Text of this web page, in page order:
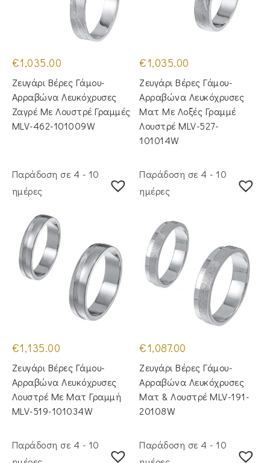
€1,035.00
Ζευγάρι Βέρες Γάμου-
Αρραβώνα Λευκόχρυσες
Ζαγρέ Με Λουστρέ Γραμμές
MLV-462-101009W
€1,035.00
Ζευγάρι Βέρες Γάμου-
Αρραβώνα Λευκόχρυσες
Ματ Με Λοξές Γραμμέ
Λουστρέ MLV-527-
101014W
Παράδοση σε 4 - 10
ημέρες
€1,135.00
Ζευγάρι Βέρες Γάμου-
Αρραβώνα Λευκόχρυσες
Λουστρέ Με Ματ Γραμμή
MLV-519-101034W
Παράδοση σε 4 - 10
ημέρες
€1,087.00
Ζευγάρι Βέρες Γάμου-
Αρραβώνα Λευκόχρυσες
Ματ & Λουστρέ MLV-191-
20108W
Παράδοση σε 4 - 10
Παράδοση σε 4 - 10